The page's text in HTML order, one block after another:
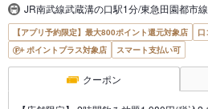
JR南武線武蔵溝の口駅1分/東急田園都市
【アプリ予約限定】最大800ポイント還元対象店
口
ポイントプラス対象店
スマート支払い可
クーポン